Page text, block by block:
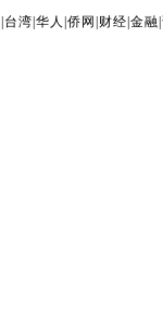
台湾 |华人 |侨网 财经 |金融 |